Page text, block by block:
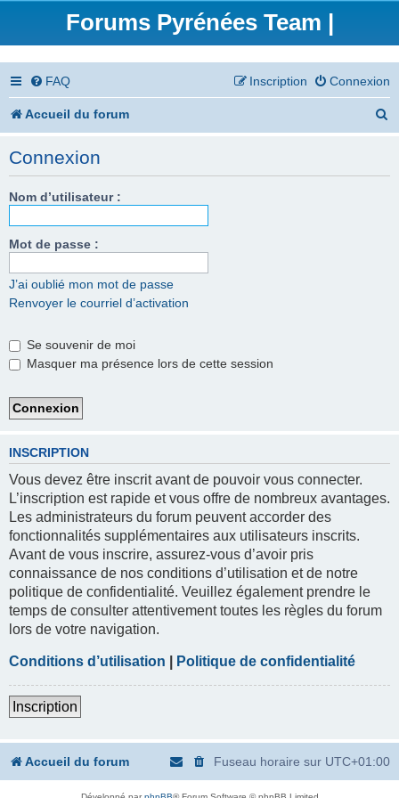
Forums Pyrénées Team |
FAQ Connexion
Inscription
Accueil du forum
Connexion
Nom d’utilisateur :
Mot de passe :
J’ai oublié mon mot de passe
Renvoyer le courriel d’activation
Se souvenir de moi
Masquer ma présence lors de cette session
INSCRIPTION
Vous devez être inscrit avant de pouvoir vous connecter.
L’inscription est rapide et vous offre de nombreux avantages.
Les administrateurs du forum peuvent accorder des
fonctionnalités supplémentaires aux utilisateurs inscrits.
Avant de vous inscrire, assurez-vous d’avoir pris
connaissance de nos conditions d’utilisation et de notre
politique de confidentialité. Veuillez également prendre le
temps de consulter attentivement toutes les règles du forum
lors de votre navigation.
Conditions d’utilisation Politique de confidentialité
Inscription
Accueil du forum Fuseau horaire sur UTC+01:00